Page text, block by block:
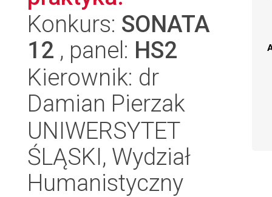
Konkurs: SONATA
12 , panel: HS2
Kierownik: dr
Damian Pierzak
UNIWERSYTET
ŚLĄSKI, Wydział
Humanistyczny